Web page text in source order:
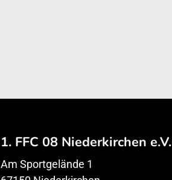
1. FFC 08 Niederkirchen e.V.
Am Sportgelände 1